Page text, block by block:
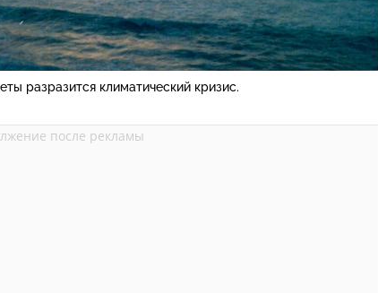
разразится климатический кризис.